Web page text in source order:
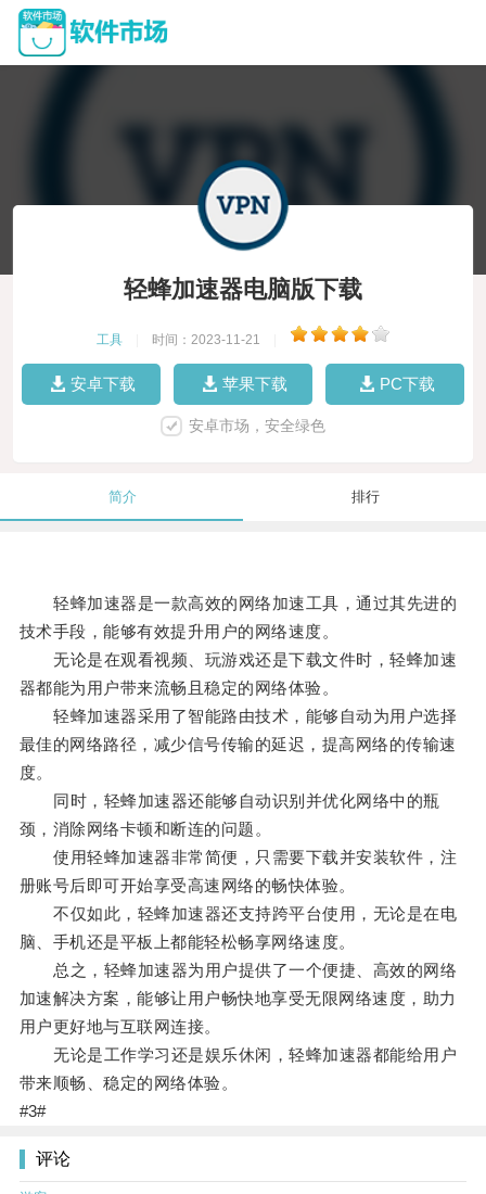
轻蜂加速器电脑版下载
工具 时间：2023-11-21
安卓下载 苹果下载 PC下载
安卓市场，安全绿色
简介 排行
轻蜂加速器是一款高效的网络加速工具，通过其先进的
技术手段，能够有效提升用户的网络速度。
无论是在观看视频、玩游戏还是下载文件时，轻蜂加速
器都能为用户带来流畅且稳定的网络体验。
轻蜂加速器采用了智能路由技术，能够自动为用户选择
最佳的网络路径，减少信号传输的延迟，提高网络的传输速
度。
同时，轻蜂加速器还能够自动识别并优化网络中的瓶
颈，消除网络卡顿和断连的问题。
使用轻蜂加速器非常简便，只需要下载并安装软件，注
册账号后即可开始享受高速网络的畅快体验。
不仅如此，轻蜂加速器还支持跨平台使用，无论是在电
脑、手机还是平板上都能轻松畅享网络速度。
总之，轻蜂加速器为用户提供了一个便捷、高效的网络
加速解决方案，能够让用户畅快地享受无限网络速度，助力
用户更好地与互联网连接。
无论是工作学习还是娱乐休闲，轻蜂加速器都能给用户
带来顺畅、稳定的网络体验。
#3#
评论